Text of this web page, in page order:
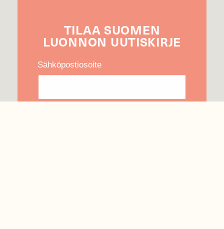
TILAA SUOMEN
LUONNON UUTIS­KIRJE
Sähköpostiosoite